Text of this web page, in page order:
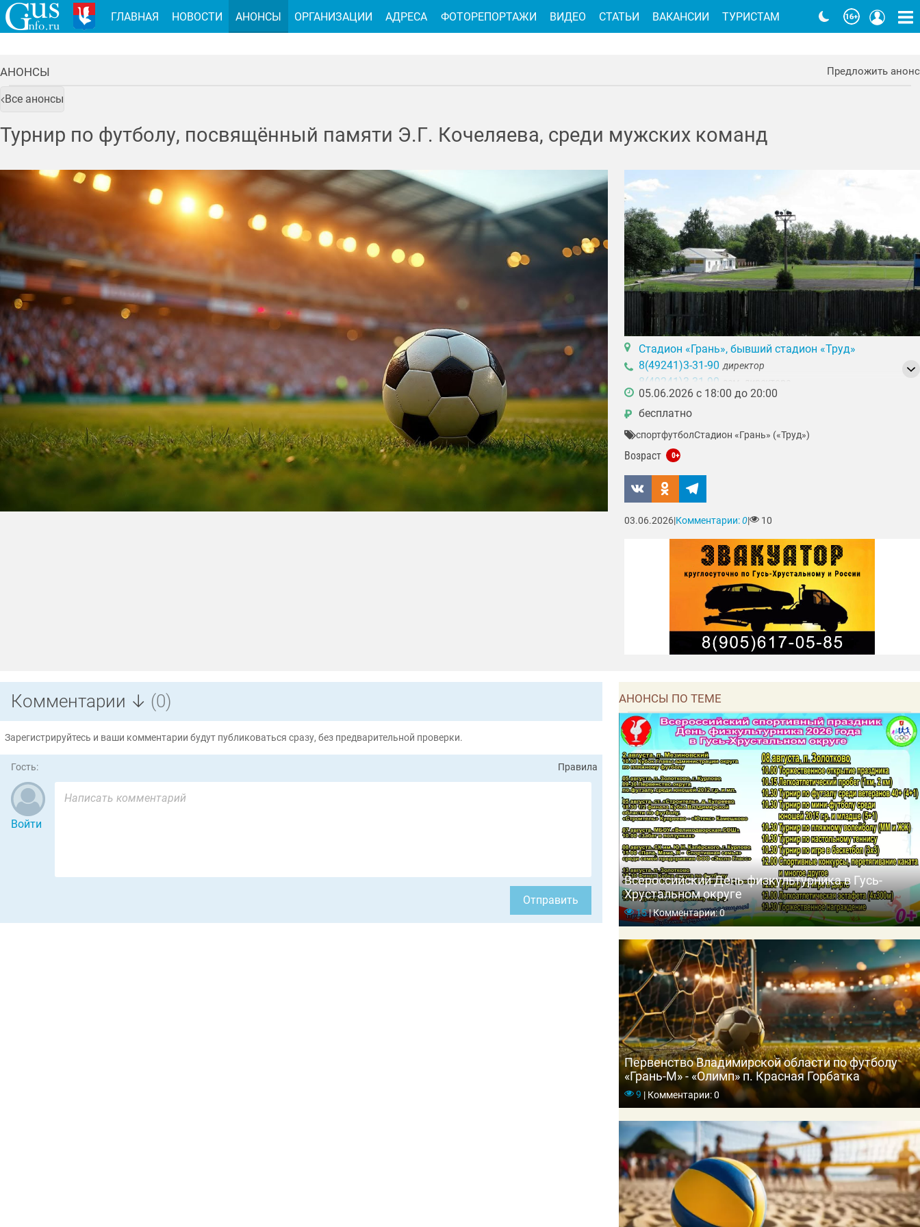
АНОНСЫ Предложить анонс
Все анонсы
Турнир по футболу, посвящённый памяти Э.Г. Кочеляева, среди мужских команд
Стадион «Грань», бывший стадион «Труд»
8(49241)3-31-90 директор
8(49241)3-31-90
05.06.2026 с 18:00 до 20:00
бесплатно
₽
спортфутболСтадион «Грань» («Труд»)
Возраст 0+
03.06.2026 Комментарии:0 10
Комментарии ↓ (0)
Зарегистрируйтесь и ваши комментарии будут публиковаться сразу, без предварительной проверки.
Гость: Правила
Войти
Отправить
АНОНСЫ ПО ТЕМЕ
Всероссийский День физкультурника в Гусь-
Хрустальном округе
15|Комментарии: 0
Первенство Владимирской области по футболу
«Грань-М» - «Олимп» п. Красная Горбатка
9 |Комментарии: 0
ГЛАВНАЯ НОВОСТИ АНОНСЫ ОРГАНИЗАЦИИ АДРЕСА ФОТОРЕПОРТАЖИ ВИДЕО СТАТЬИ ВАКАНСИИ ТУРИСТАМ